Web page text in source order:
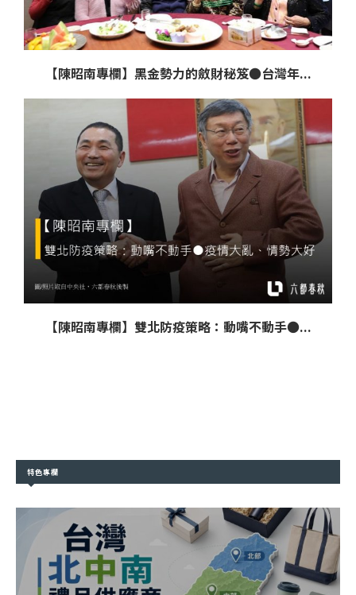
【陳昭南專欄】黑金勢力的斂財秘笈●台灣年...
【陳昭南專欄】雙北防疫策略：動嘴不動手●...
特色專欄